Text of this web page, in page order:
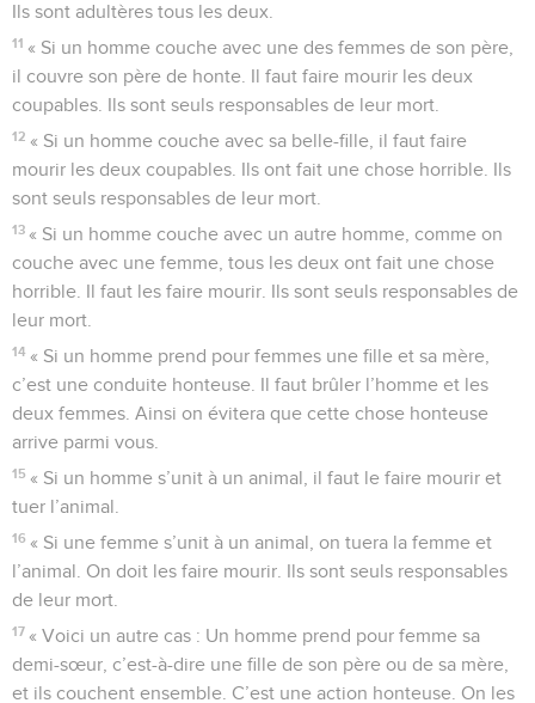
Ils sont adultères tous les deux.
11 « Si un homme couche avec une des femmes de son père,
il couvre son père de honte. Il faut faire mourir les deux
coupables. Ils sont seuls responsables de leur mort.
12 « Si un homme couche avec sa belle-fille, il faut faire
mourir les deux coupables. Ils ont fait une chose horrible. Ils
sont seuls responsables de leur mort.
13 « Si un homme couche avec un autre homme, comme on
couche avec une femme, tous les deux ont fait une chose
horrible. Il faut les faire mourir. Ils sont seuls responsables de
leur mort.
14 « Si un homme prend pour femmes une fille et sa mère,
c’est une conduite honteuse. Il faut brûler l’homme et les
deux femmes. Ainsi on évitera que cette chose honteuse
arrive parmi vous.
15 « Si un homme s’unit à un animal, il faut le faire mourir et
tuer l’animal.
16 « Si une femme s’unit à un animal, on tuera la femme et
l’animal. On doit les faire mourir. Ils sont seuls responsables
de leur mort.
17 « Voici un autre cas : Un homme prend pour femme sa
demi-sœur, c’est-à-dire une fille de son père ou de sa mère,
et ils couchent ensemble. C’est une action honteuse. On les